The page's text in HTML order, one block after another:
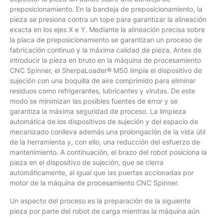
preposicionamiento. En la bandeja de preposicionamiento, la
pieza se presiona contra un tope para garantizar la alineación
exacta en los ejes X e Y. Mediante la alineación precisa sobre
la placa de preposicionamiento se garantizan un proceso de
fabricación continuo y la máxima calidad de pieza. Antes de
introducir la pieza en bruto en la máquina de procesamiento
CNC Spinner, el SherpaLoader® M50 limpia el dispositivo de
sujeción con una boquilla de aire comprimido para eliminar
residuos como refrigerantes, lubricantes y virutas. De este
modo se minimizan las posibles fuentes de error y se
garantiza la máxima seguridad de proceso. La limpieza
automática de los dispositivos de sujeción y del espacio de
mecanizado conlleva además una prolongación de la vida útil
de la herramienta y, con ello, una reducción del esfuerzo de
mantenimiento. A continuación, el brazo del robot posiciona la
pieza en el dispositivo de sujeción, que se cierra
automáticamente, al igual que las puertas accionadas por
motor de la máquina de procesamiento CNC Spinner.
Un aspecto del proceso es la preparación de la siguiente
pieza por parte del robot de carga mientras la máquina aún